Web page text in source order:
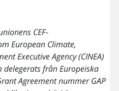
CEF-
European Climate,
Executive Agency (CINEA)
delegerats från Europeiska
Agreement nummer GAP